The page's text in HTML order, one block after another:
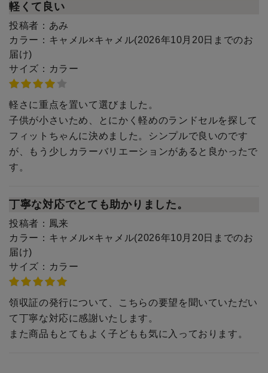
軽くて良い
投稿者： あみ
カラー： キャメル×キャメル(2026年10月20日までのお
届け)
サイズ： カラー
軽さに重点を置いて選びました。
子供が小さいため、とにかく軽めのランドセルを探して
フィットちゃんに決めました。シンプルで良いのです
が、もう少しカラーバリエーションがあると良かったで
す。
丁寧な対応でとても助かりました。
投稿者：
鳳来
カラー： キャメル×キャメル(2026年10月20日までのお
届け)
サイズ： カラー
領収証の発行について、こちらの要望を聞いていただい
て丁寧な対応に感謝いたします。
また商品もとてもよく子どもも気に入っております。